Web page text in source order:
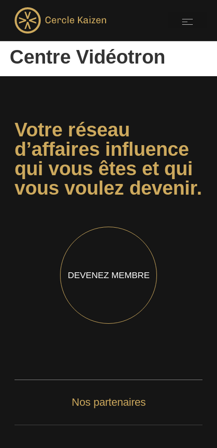
Centre Vidéotron
Votre réseau
d’affaires influence
qui vous êtes et qui
vous voulez devenir.
DEVENEZ MEMBRE
Nos partenaires